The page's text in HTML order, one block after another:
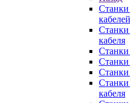
Станки
кабелей
Станки
кабеля
Станки
Станки
Станки
Станки
кабеля